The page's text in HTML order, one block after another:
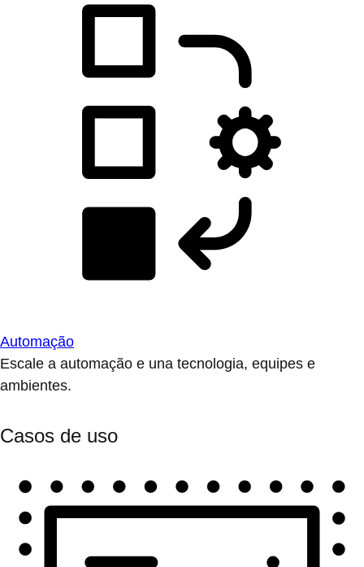
Automação
Escale a automação e una tecnologia, equipes e
ambientes.
Casos de uso